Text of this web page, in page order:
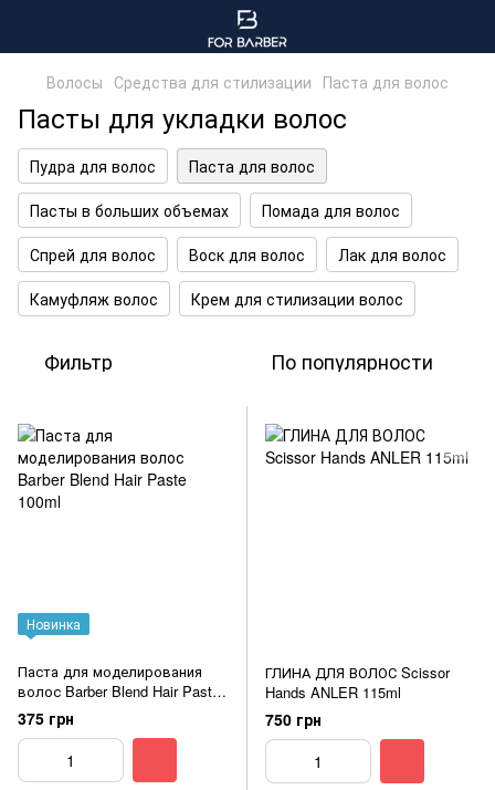
Волосы Средства для стилизации Паста для волос
Пасты для укладки волос
Пудра для волос
Паста для волос
Пасты в больших объемах
Помада для волос
Спрей для волос
Воск для волос
Лак для волос
Камуфляж волос
Крем для стилизации волос
Фильтр По популярности
Новинка
Паста для моделирования
волос Barber Blend Hair Paste
100ml
375 грн
ГЛИНА ДЛЯ ВОЛОС Scissor
Hands ANLER 115ml
750 грн